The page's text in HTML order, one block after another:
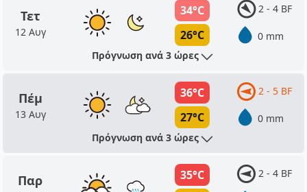
Τετ
12 Αυγ
34°C
26°C
2 - 4 BF
0 mm
Πρόγνωση ανά 3 ώρες
Πέμ
13 Αυγ
36°C
27°C
2 - 5 BF
0 mm
Πρόγνωση ανά 3 ώρες
Παρ
35°C
2 - 4 BF